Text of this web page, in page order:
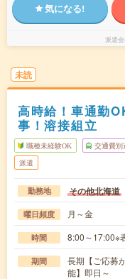
気になる!
派遣会
未読
高時給！車通勤
事！溶接組立
職種未経験OK 交通費別
派遣
勤務地 その他北海道
曜日頻度 月～金
時間 8:00～17:00※
期間
長期【ご応募
能】即日～